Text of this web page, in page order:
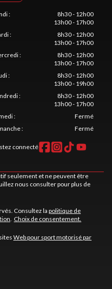
:
8h30 - 12h00
13h00 - 17h00
:
8h30 - 12h00
13h00 - 17h00
:
8h30 - 12h00
13h00 - 17h00
:
8h30 - 12h00
13h00 - 19h00
:
8h30 - 12h00
13h00 - 17h00
:
Fermé
: Fermé
connecté
seulement et ne peuvent être
nous consulter pour plus de
Consultez la politique de
. Choix de consentement.
Web pour sport motorisé par